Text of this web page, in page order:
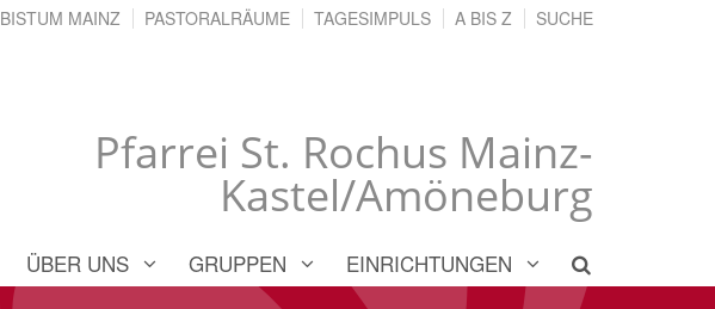
Pfarrei St. Rochus Mainz-
Kastel/Amöneburg
BISTUM MAINZ PASTORALRÄUME TAGESIMPULS A BIS Z SUCHE
ÜBER UNS GRUPPEN EINRICHTUNGEN